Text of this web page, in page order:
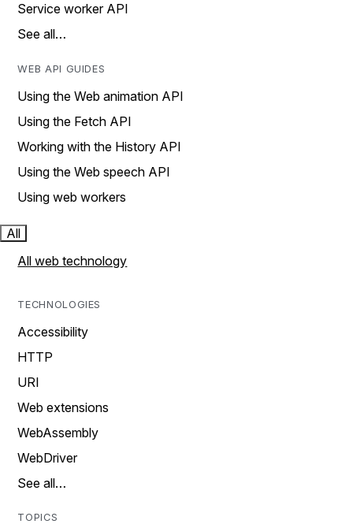
Service worker API
See all…
WEB API GUIDES
Using the Web animation API
Using the Fetch API
Working with the History API
Using the Web speech API
Using web workers
All
All web technology
TECHNOLOGIES
Accessibility
HTTP
URI
Web extensions
WebAssembly
WebDriver
See all…
TOPICS